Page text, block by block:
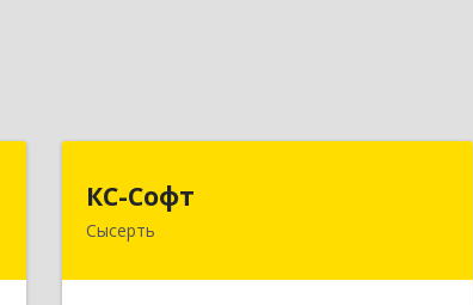
КС-Софт
Сысерть